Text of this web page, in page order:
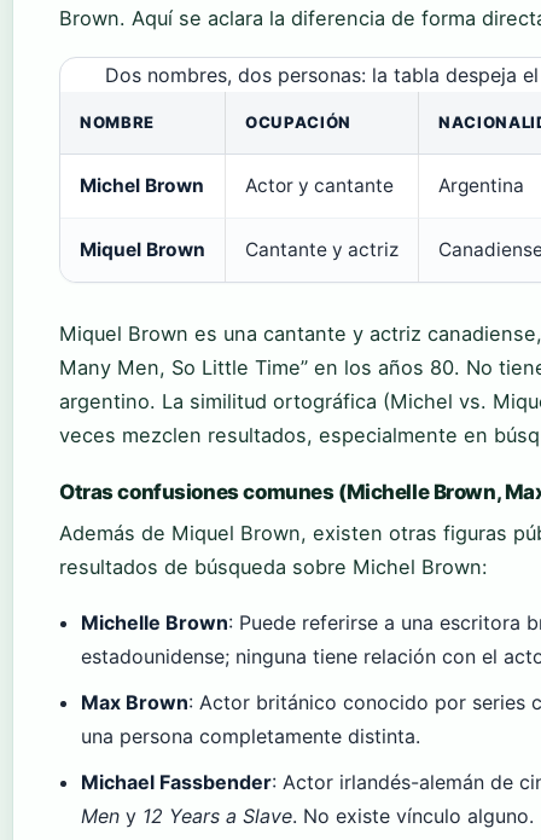
Brown. Aquí se aclara la diferencia de forma
Dos nombres, dos personas: la tabla despeja
NOMBRE OCUPACIÓN
Michel Brown Actor y cantante Argentina
Miquel Brown Cantante y actriz
Miquel Brown es una cantante y actriz
Many Men, So Little Time” en los años 80. No
argentino. La similitud ortográfica (Michel vs.
veces mezclen resultados, especialmente en
Otras confusiones comunes (Michelle Brown,
Además de Miquel Brown, existen otras figuras
resultados de búsqueda sobre Michel Brown:
Michelle Brown: Puede referirse a una escritora
estadounidense; ninguna tiene relación con el
Max Brown: Actor británico conocido por series
una persona completamente distinta.
Michael Fassbender: Actor irlandés-alemán de
Men y 12 Years a Slave. No existe vínculo alguno.